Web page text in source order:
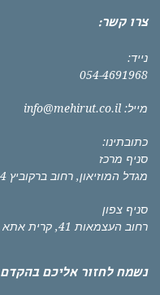
צרו קשר:
נייד:
054-4691968
מייל: info@mehirut.co.il
כתובתינו:
סניף מרכז
מגדל המוזיאון, רחוב ברקוביץ 4 ת"א
סניף צפון
רחוב העצמאות 41, קרית אתא
נשמח לחזור אליכם בהקדם